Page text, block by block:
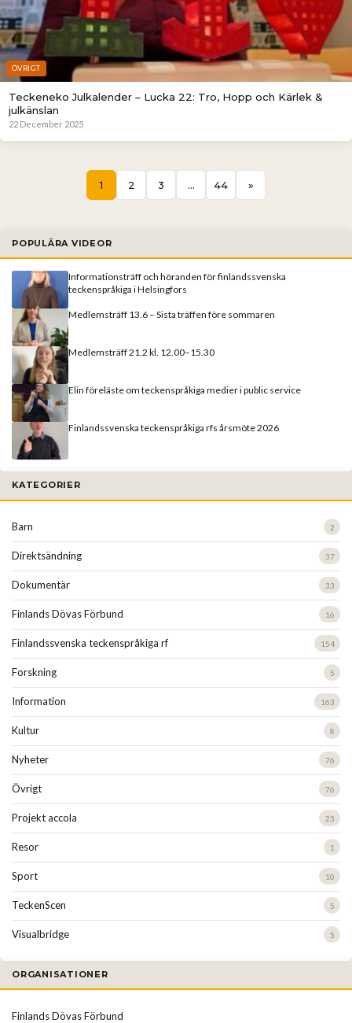
ÖVRIGT
Teckeneko Julkalender – Lucka 22: Tro, Hopp och Kärlek &
julkänslan
22 December 2025
1 2 3 … 44 »
POPULÄRA VIDEOR
Informationsträff och höranden för finlandssvenska
teckenspråkiga i Helsingfors
Medlemsträff 13.6 – Sista träffen före sommaren
Medlemsträff 21.2 kl. 12.00–15.30
Elin föreläste om teckenspråkiga medier i public service
Finlandssvenska teckenspråkiga rfs årsmöte 2026
KATEGORIER
Barn 2
Direktsändning 37
Dokumentär 33
Finlands Dövas Förbund 16
Finlandssvenska teckenspråkiga rf 154
Forskning 5
Information 163
Kultur 8
Nyheter 76
Övrigt 76
Projekt accola 23
Resor 1
Sport 10
TeckenScen 5
Visualbridge 5
ORGANISATIONER
Finlands Dövas Förbund